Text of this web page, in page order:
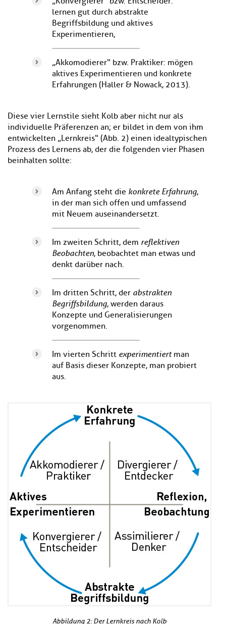
lernen gut durch abstrakte
Begriffsbildung und aktives
Experimentieren,
„Akkomodierer“ bzw. Praktiker: mögen
aktives Experimentieren und konkrete
Erfahrungen (Haller & Nowack, 2013).
Diese vier Lernstile sieht Kolb aber nicht nur als
individuelle Präferenzen an; er bildet in dem von ihm
entwickelten „Lernkreis“ (Abb. 2) einen idealtypischen
Prozess des Lernens ab, der die folgenden vier Phasen
beinhalten sollte:
Am Anfang steht die konkrete Erfahrung,
in der man sich offen und umfassend
mit Neuem auseinandersetzt.
Im zweiten Schritt, dem reflektiven
Beobachten, beobachtet man etwas und
denkt darüber nach.
Im dritten Schritt, der abstrakten
Begriffsbildung, werden daraus
Konzepte und Generalisierungen
vorgenommen.
Im vierten Schritt experimentiertman
auf Basis dieser Konzepte, man probiert
aus.
Abbildung 2: Der Lernkreis nach Kolb